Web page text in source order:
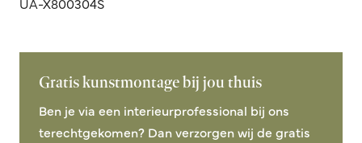
Gratis kunstmontage bij jou thuis
Ben je via een interieurprofessional bij ons
terechtgekomen? Dan verzorgen wij de gratis